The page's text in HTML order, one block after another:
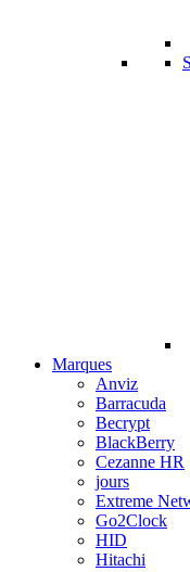
Marques
Anviz
Barracuda
Becrypt
BlackBerry
Cezanne HR
jours
Extreme
Go2Clock
HID
Hitachi